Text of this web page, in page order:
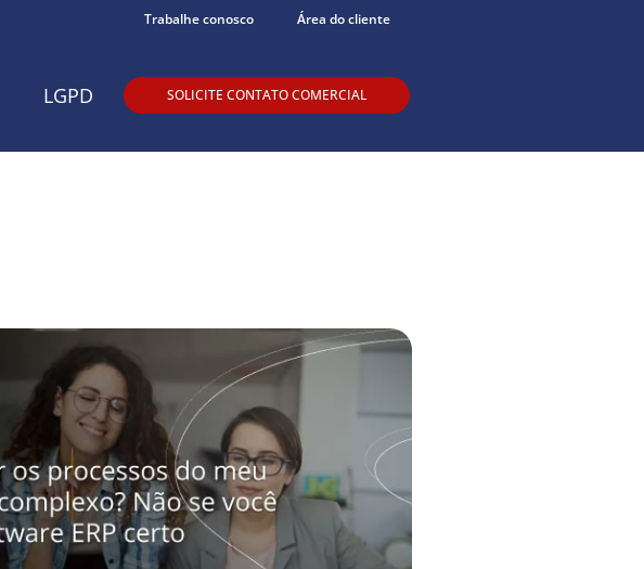
Trabalhe conosco Área do cliente
LGPD SOLICITE CONTATO COMERCIAL